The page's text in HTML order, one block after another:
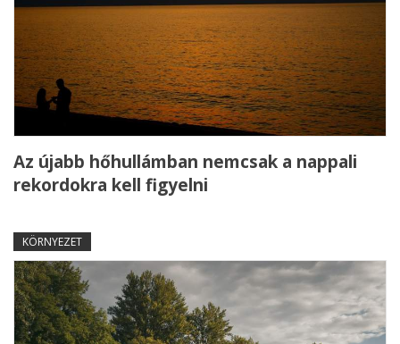
Az újabb hőhullámban nemcsak a nappali
rekordokra kell figyelni
KÖRNYEZET